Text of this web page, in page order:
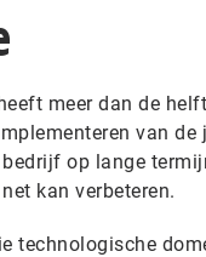
meer dan de
van
op lange
kan verbeteren.
technologische